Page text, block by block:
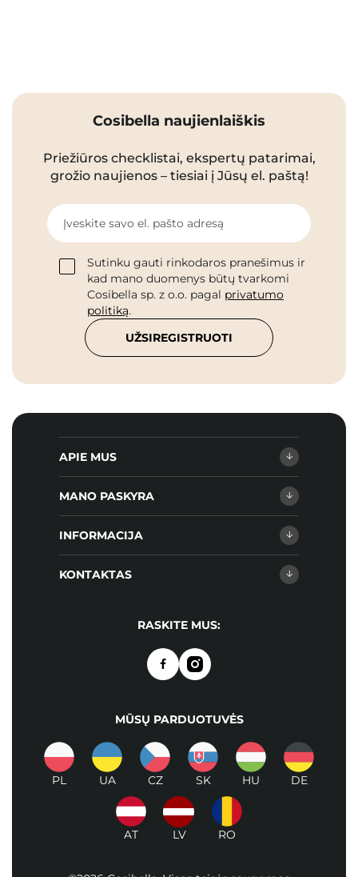
Cosibella naujienlaiškis
Priežiūros checklistai, ekspertų patarimai,
grožio naujienos – tiesiai į Jūsų el. paštą!
Įveskite savo el. pašto adresą
Sutinku gauti rinkodaros pranešimus ir
kad mano duomenys būtų tvarkomi
Cosibella sp. z o.o. pagal privatumo
politiką.
UŽSIREGISTRUOTI
APIE MUS
MANO PASKYRA
INFORMACIJA
KONTAKTAS
RASKITE MUS:
MŪSŲ PARDUOTUVĖS
PL UA CZ SK HU DE
AT LV RO